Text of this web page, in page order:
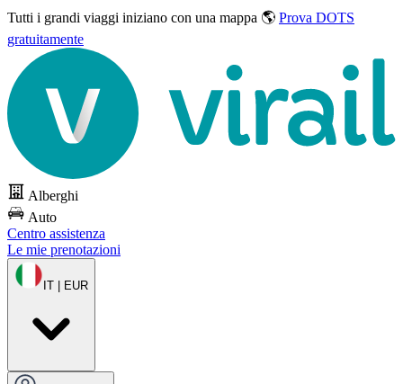
Tutti i grandi viaggi iniziano con una mappa 🌎 Prova DOTS
gratuitamente
Alberghi
Auto
Centro assistenza
Le mie prenotazioni
IT | EUR